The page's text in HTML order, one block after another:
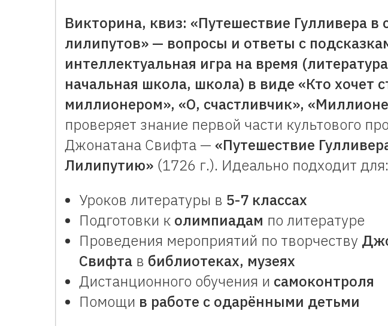
Викторина, квиз: «Путешествие Гулливера в
лилипутов» — вопросы и ответы с
интеллектуальная игра на время
начальная школа, школа) в виде «Кто хочет
миллионером», «О, счастливчик»,
проверяет знание первой части культового
Джонатана Свифта — «Путешествие
Лилипутию» (1726 г.). Идеально подходит для:
Уроков литературы в 5-7 классах
Подготовки к олимпиадам по литературе
Проведения мероприятий по творчеству
Свифта в библиотеках, музеях
Дистанционного обучения и самоконтроля
Помощи в работе с одарёнными детьми